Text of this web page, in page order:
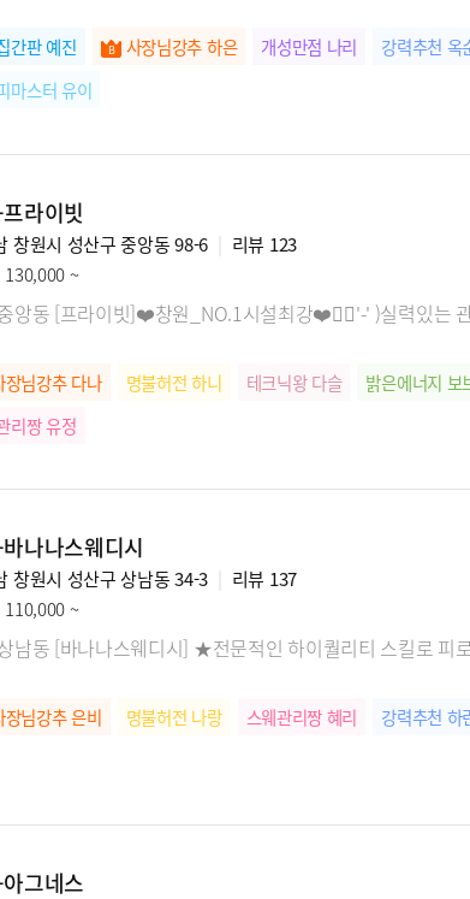
간판 예진 사장님강추 하은 개성만점 나리 강력추천 옥
마스터 유이
라이빗
창원시 성산구 중앙동 98-6 리뷰 123
130,000 ~
앙동 [프라이빗]❤️창원_NO.1시설최강❤️🖐🏻'-' )실력있는
장님강추 다나 명불허전 하니 테크닉왕 다슬 밝은에너지 보
리짱 유정
나나스웨디시
창원시 성산구 상남동 34-3 리뷰 137
110,000 ~
남동 [바나나스웨디시] ★전문적인 하이퀄리티 스킬로 피
장님강추 은비 명불허전 나랑 스웨관리짱 혜리 강력추천 하
그네스